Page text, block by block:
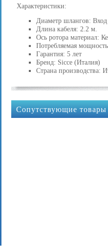
Характеристики:
Диаметр шлангов:
Длина кабеля: 2.2 м.
Ось ротора материал:
Потребляемая
Гарантия: 5 лет
Бренд: Sicce (Италия)
Страна производства:
Сопутствующие товары